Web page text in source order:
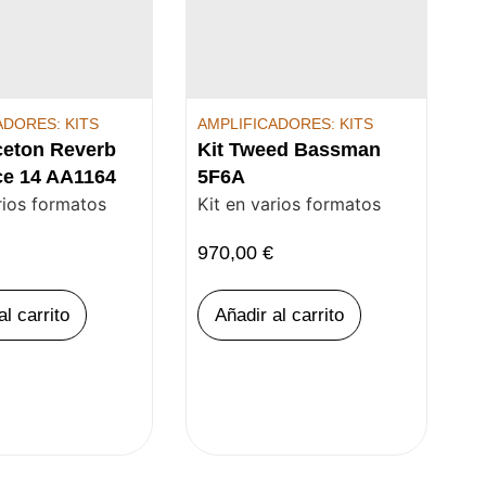
KITS
Reverb
14 AA1164
formatos
carrito
AMPLIFICADORES: KITS
Kit Tweed Bassman
5F6A
Kit en varios formatos
970,00 €
Añadir al carrito